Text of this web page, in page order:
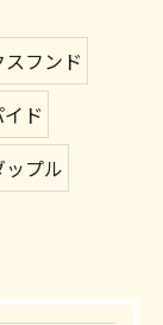
フンド
ド
プル